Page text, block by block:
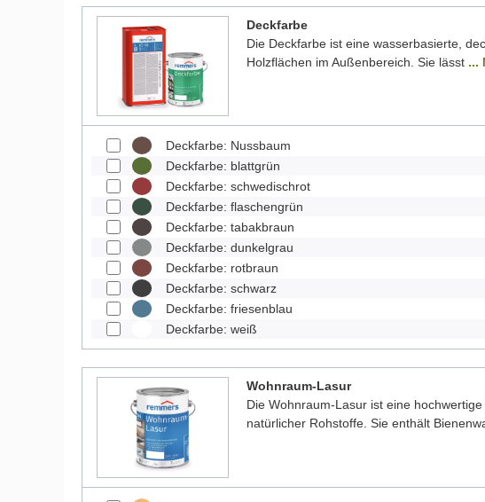
Deckfarbe
Die Deckfarbe ist eine wasserbasierte,
Holzflächen im Außenbereich. Sie lässt ...
Deckfarbe: Nussbaum
Deckfarbe: blattgrün
Deckfarbe: schwedischrot
Deckfarbe: flaschengrün
Deckfarbe: tabakbraun
Deckfarbe: dunkelgrau
Deckfarbe: rotbraun
Deckfarbe: schwarz
Deckfarbe: friesenblau
Deckfarbe: weiß
Wohnraum-Lasur
Die Wohnraum-Lasur ist eine
natürlicher Rohstoffe. Sie enthält